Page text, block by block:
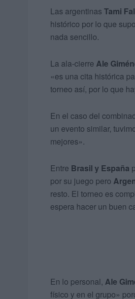
Las argentinas Tami
histórico por lo que
nada sencillo.
La ala-cierre Ale
«es una cita histórica
torneo así, por lo que
En el caso del
un evento similar,
mejores».
Entre Brasil y España
por su juego pero
resto. El torneo es
espera hacer un buen
En lo personal, Ale
físico y en el grupo»